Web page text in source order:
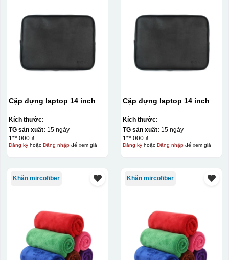
Cặp đựng laptop 14 inch
Kích thước:
TG sản xuất: 15 ngày
1**.000 ₫
Đăng kýhoặc Đăng nhậpđể xem giá
Cặp đựng laptop 14 inch
Kích thước:
TG sản xuất: 15 ngày
1**.000 ₫
Đăng kýhoặc Đăng nhậpđể xem giá
Khăn mircofiber Khăn mircofiber